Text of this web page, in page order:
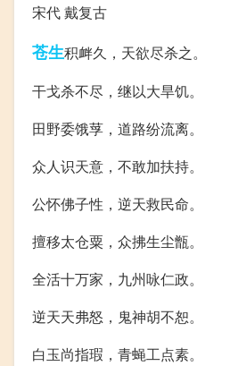
宋代 戴复古
苍生积衅久，天欲尽杀之。
干戈杀不尽，继以大旱饥。
田野委饿莩，道路纷流离。
众人识天意，不敢加扶持。
公怀佛子性，逆天救民命。
擅移太仓粟，众拂生尘甑。
全活十万家，九州咏仁政。
逆天天弗怒，鬼神胡不恕。
白玉尚指瑕，青蝇工点素。